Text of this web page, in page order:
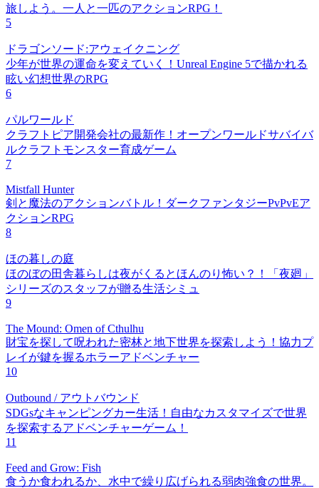
旅しよう。一人と一匹のアクションRPG！
5
ドラゴンソード:アウェイクニング
少年が世界の運命を変えていく！Unreal Engine 5で描かれる
眩い幻想世界のRPG
6
パルワールド
クラフトピア開発会社の最新作！オープンワールドサバイバ
ルクラフトモンスター育成ゲーム
7
Mistfall Hunter
剣と魔法のアクションバトル！ダークファンタジーPvPvEア
クションRPG
8
ほの暮しの庭
ほのぼの田舎暮らしは夜がくるとほんのり怖い？！「夜廻」
シリーズのスタッフが贈る生活シミュ
9
The Mound: Omen of Cthulhu
財宝を探して呪われた密林と地下世界を探索しよう！協力プ
レイが鍵を握るホラーアドベンチャー
10
Outbound / アウトバウンド
SDGsなキャンピングカー生活！自由なカスタマイズで世界
を探索するアドベンチャーゲーム！
11
Feed and Grow: Fish
食うか食われるか、水中で繰り広げられる弱肉強食の世界。